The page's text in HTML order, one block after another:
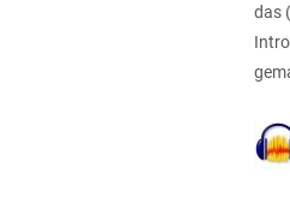
das